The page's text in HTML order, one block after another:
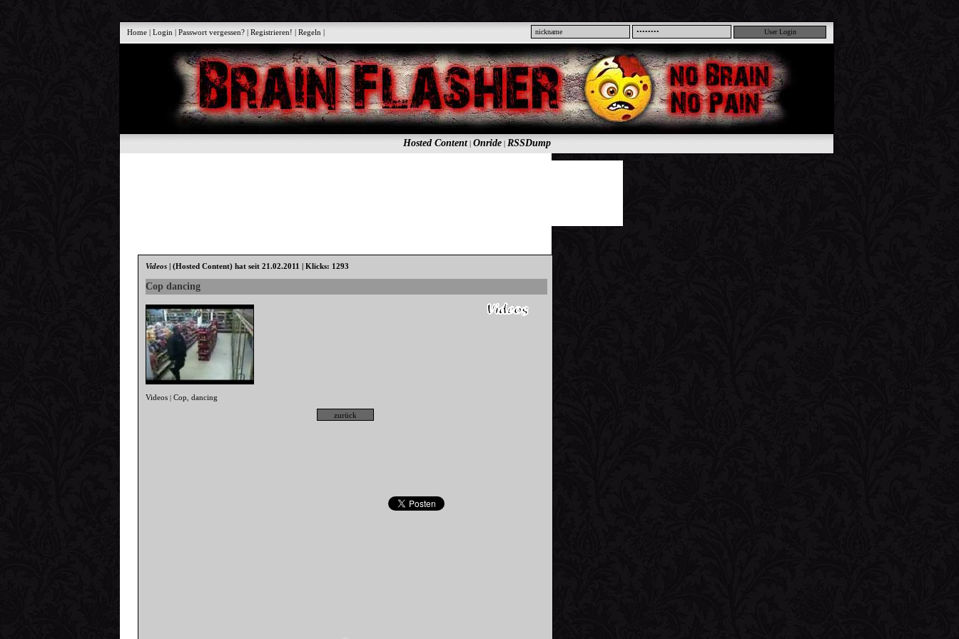
Home |Login |Passwort vergessen? |Registrieren! |Regeln |
Hosted Content| Onride| RSSDump
Videos |(Hosted Content) hat seit 21.02.2011 | Klicks: 1293
Cop dancing
Videos |Cop ,dancing